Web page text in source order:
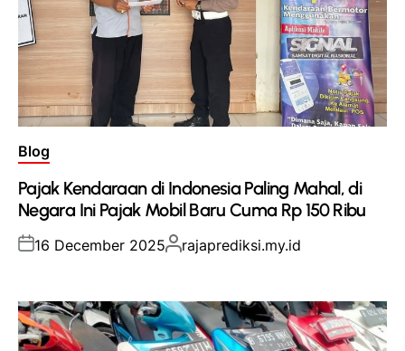
Posted
Blog
Pajak Kendaraan di Indonesia Paling Mahal, di
Negara Ini Pajak Mobil Baru Cuma Rp 150 Ribu
Posted
16 December 2025Posted
rajaprediksi.my.id